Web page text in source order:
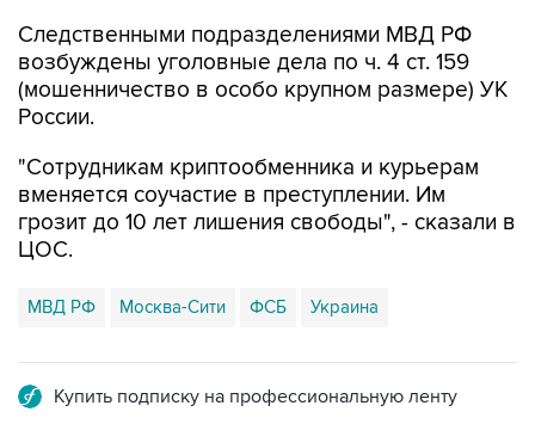
Следственными подразделениями МВД РФ
возбуждены уголовные дела по ч. 4 ст. 159
(мошенничество в особо крупном размере) УК
России.
"Сотрудникам криптообменника и курьерам
вменяется соучастие в преступлении. Им
грозит до 10 лет лишения свободы", - сказали в
ЦОС.
МВД РФ Москва-Сити ФСБ Украина
Купить подписку на профессиональную ленту